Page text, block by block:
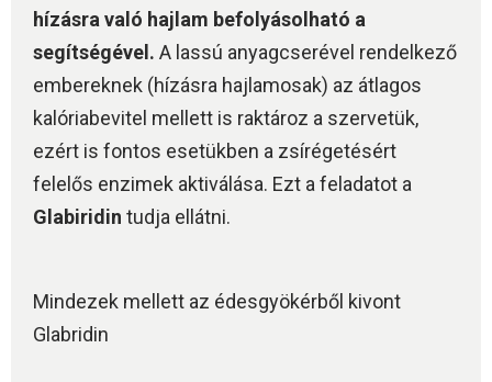
hízásra való hajlam befolyásolható a
segítségével. A lassú anyagcserével rendelkező
embereknek (hízásra hajlamosak) az átlagos
kalóriabevitel mellett is raktároz a szervetük,
ezért is fontos esetükben a zsírégetésért
felelős enzimek aktiválása. Ezt a feladatot a
Glabiridin tudja ellátni.
Mindezek mellett az édesgyökérből kivont
Glabridin